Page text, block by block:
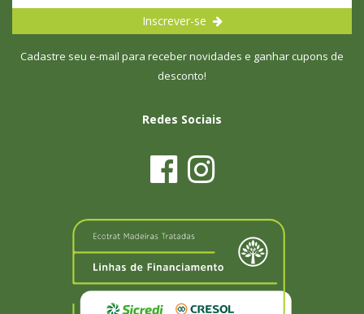
Inscrever-se
Cadastre seu e-mail para receber novidades e ganhar cupons de
desconto!
Redes Sociais